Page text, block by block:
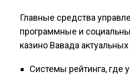
Главные средства
программные и
казино Вавада
Системы рейтинга, где